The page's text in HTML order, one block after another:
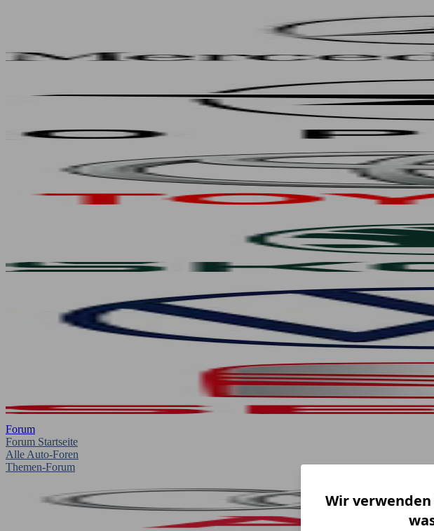
Forum
Forum Startseite
Alle Auto-Foren
Themen-Forum
Wir